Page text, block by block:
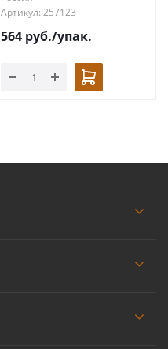
Артикул: 257123
564 руб./упак.